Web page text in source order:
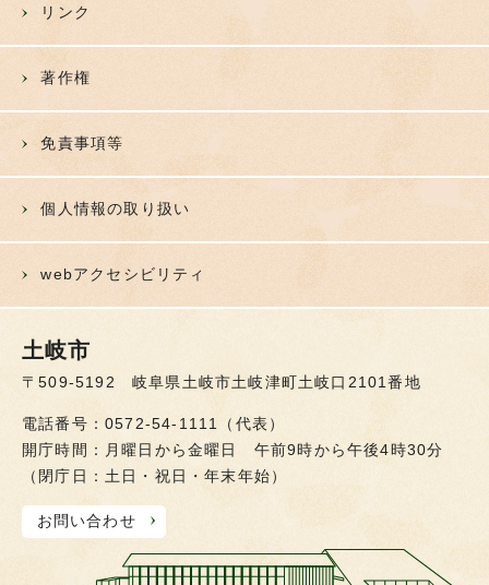
リンク
著作権
免責事項等
個人情報の取り扱い
webアクセシビリティ
土岐市
〒509-5192 岐阜県土岐市土岐津町土岐口2101番地
電話番号：0572-54-1111（代表）
開庁時間：月曜日から金曜日 午前9時から午後4時30分
（閉庁日：土日・祝日・年末年始）
お問い合わせ